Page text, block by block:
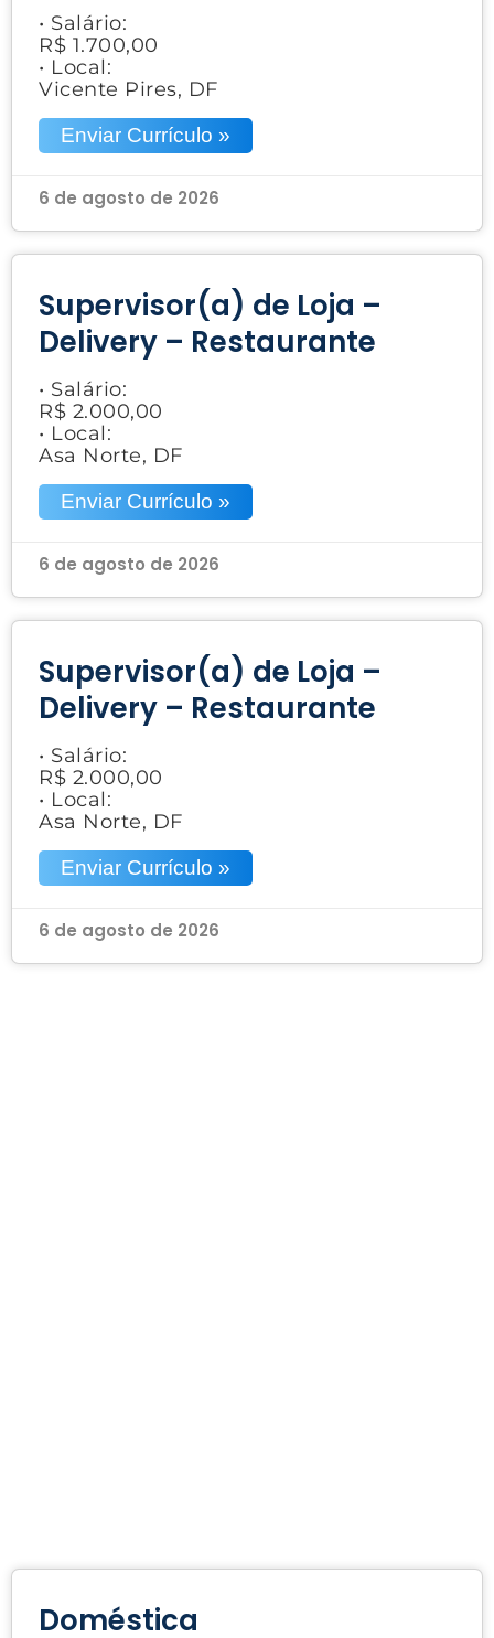
• Salário:
R$ 1.700,00
• Local:
Vicente Pires, DF
Enviar Currículo »
6 de agosto de 2026
Supervisor(a) de Loja –
Delivery – Restaurante
• Salário:
R$ 2.000,00
• Local:
Asa Norte, DF
Enviar Currículo »
6 de agosto de 2026
Supervisor(a) de Loja –
Delivery – Restaurante
• Salário:
R$ 2.000,00
• Local:
Asa Norte, DF
Enviar Currículo »
6 de agosto de 2026
Doméstica